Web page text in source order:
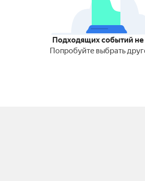
Подходящих событий
Попробуйте выбрать